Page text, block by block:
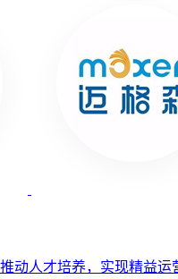
动人才培养，实现精益运